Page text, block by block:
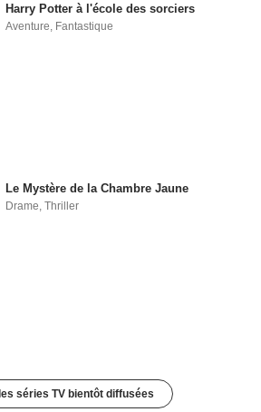
Harry Potter à l'école des sorciers
Aventure Fantastique
Le Mystère de la Chambre Jaune
Drame,Thriller
séries TV bientôt diffusées